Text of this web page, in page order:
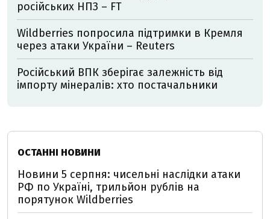
російських НПЗ – FT
Wildberries попросила підтримки в Кремля
через атаки України – Reuters
Російський ВПК зберігає залежність від
імпорту мінералів: хто постачальники
ОСТАННІ НОВИНИ
Новини 5 серпня: чисельні наслідки атаки
РФ по Україні, трильйон рублів на
порятунок Wildberries